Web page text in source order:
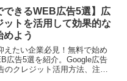
できるWEB広告5選】広
ットを活用して効果的な
めよう
えたい企業必見！無料で始め
広告5選を紹介。Google広告
のクレジット活用方法、注意